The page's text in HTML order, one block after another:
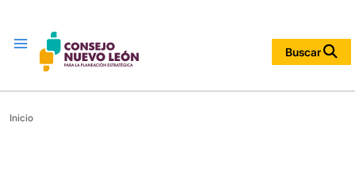
Menu
Buscar
Inicio